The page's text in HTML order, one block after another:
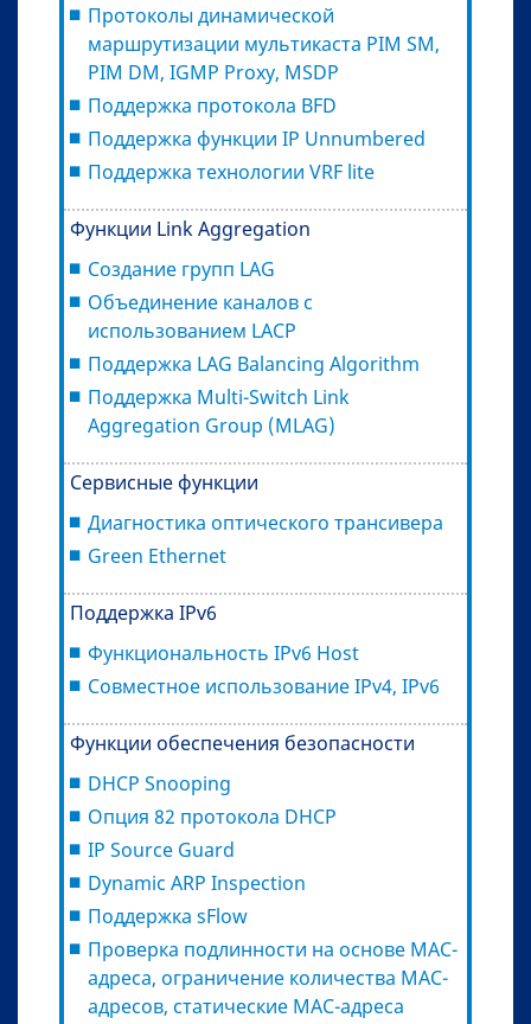
Протоколы динамической
маршрутизации мультикаста PIM SM,
PIM DM, IGMP Proxy, MSDP
Поддержка протокола BFD
Поддержка функции IP Unnumbered
Поддержка технологии VRF lite
Функции Link Aggregation
Создание групп LAG
Объединение каналов с
использованием LACP
Поддержка LAG Balancing Algorithm
Поддержка Multi-Switch Link
Aggregation Group (MLAG)
Сервисные функции
Диагностика оптического трансивера
Green Ethernet
Поддержка IРv6
Функциональность IPv6 Host
Совместное использование IPv4, IPv6
Функции обеспечения безопасности
DHCP Snooping
Опция 82 протокола DHCP
IP Source Guard
Dynamic ARP Inspection
Поддержка sFlow
Проверка подлинности на основе MAC-
адреса, ограничение количества MAC-
адресов, статические MAC-адреса